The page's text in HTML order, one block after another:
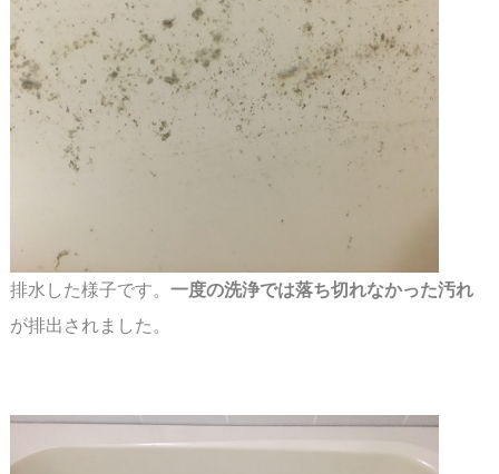
排水した様子です。 一度の洗浄では落ち切れなかった汚れ
が排出されました。